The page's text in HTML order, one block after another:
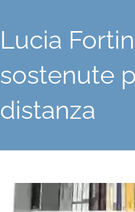
Lucia
sostenute
distanza
Ingrandisci
immagine